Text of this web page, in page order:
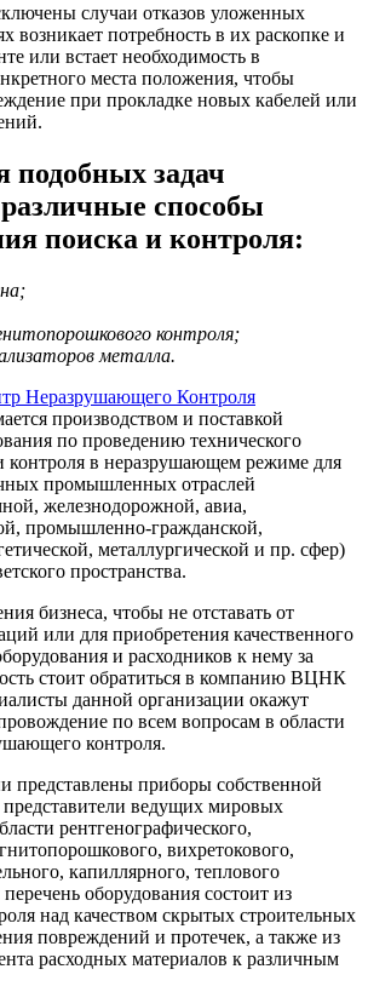
случаи отказов уложенных
возникает потребность в их раскопке и
или встает необходимость в
места положения, чтобы
при прокладке новых кабелей или
подобных задач
способы
поиска и контроля:
контроля;
металла.
Неразрушающего Контроля
производством и поставкой
по проведению технического
контроля в неразрушающем режиме для
промышленных отраслей
железнодорожной, авиа,
промышленно-гражданской,
металлургической и пр. сфер)
пространства.
бизнеса, чтобы не отставать от
или для приобретения качественного
и расходников к нему за
стоит обратиться в компанию ВЦНК
данной организации окажут
по всем вопросам в области
контроля.
представлены приборы собственной
представители ведущих мировых
рентгенографического,
вихретокового,
капиллярного, теплового
оборудования состоит из
над качеством скрытых строительных
повреждений и протечек, а также из
расходных материалов к различным